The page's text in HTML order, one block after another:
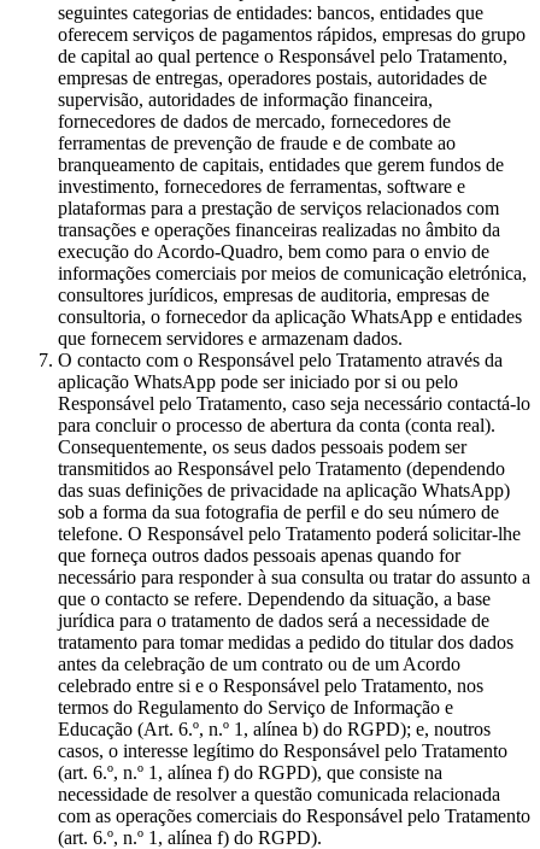
seguintes categorias de entidades: bancos, entidades que
oferecem serviços de pagamentos rápidos, empresas do grupo
de capital ao qual pertence o Responsável pelo Tratamento,
empresas de entregas, operadores postais, autoridades de
supervisão, autoridades de informação financeira,
fornecedores de dados de mercado, fornecedores de
ferramentas de prevenção de fraude e de combate ao
branqueamento de capitais, entidades que gerem fundos de
investimento, fornecedores de ferramentas, software e
plataformas para a prestação de serviços relacionados com
transações e operações financeiras realizadas no âmbito da
execução do Acordo-Quadro, bem como para o envio de
informações comerciais por meios de comunicação eletrónica,
consultores jurídicos, empresas de auditoria, empresas de
consultoria, o fornecedor da aplicação WhatsApp e entidades
que fornecem servidores e armazenam dados.
O contacto com o Responsável pelo Tratamento através da
aplicação WhatsApp pode ser iniciado por si ou pelo
Responsável pelo Tratamento, caso seja necessário contactá-lo
para concluir o processo de abertura da conta (conta real).
Consequentemente, os seus dados pessoais podem ser
transmitidos ao Responsável pelo Tratamento (dependendo
das suas definições de privacidade na aplicação WhatsApp)
sob a forma da sua fotografia de perfil e do seu número de
telefone. O Responsável pelo Tratamento poderá solicitar-lhe
que forneça outros dados pessoais apenas quando for
necessário para responder à sua consulta ou tratar do assunto a
que o contacto se refere. Dependendo da situação, a base
jurídica para o tratamento de dados será a necessidade de
tratamento para tomar medidas a pedido do titular dos dados
antes da celebração de um contrato ou de um Acordo
celebrado entre si e o Responsável pelo Tratamento, nos
termos do Regulamento do Serviço de Informação e
Educação (Art. 6.º, n.º 1, alínea b) do RGPD); e, noutros
casos, o interesse legítimo do Responsável pelo Tratamento
(art. 6.º, n.º 1, alínea f) do RGPD), que consiste na
necessidade de resolver a questão comunicada relacionada
com as operações comerciais do Responsável pelo Tratamento
(art. 6.º, n.º 1, alínea f) do RGPD).